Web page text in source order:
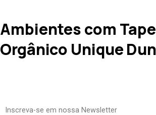
Ambientes com
Orgânico Unique
Inscreva-se em nossa Newsletter